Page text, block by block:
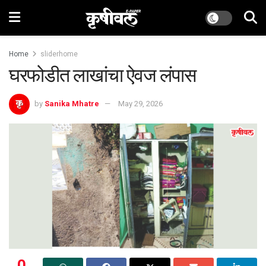
Home sliderhome
घरफोडीत लाखांचा ऐवज लंपास
by Sanika Mhatre May 29, 2026